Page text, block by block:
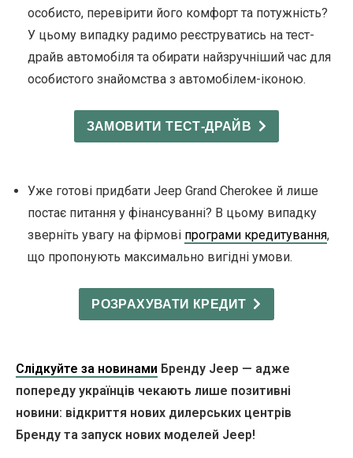
особисто, перевірити його комфорт та потужність?
У цьому випадку радимо реєструватись на тест-
драйв автомобіля та обирати найзручніший час для
особистого знайомства з автомобілем-іконою.
ЗАМОВИТИ ТЕСТ-ДРАЙВ
Уже готові придбати Jeep Grand Cherokee й лише
постає питання у фінансуванні? В цьому випадку
зверніть увагу на фірмові програми кредитування,
що пропонують максимально вигідні умови.
РОЗРАХУВАТИ КРЕДИТ
Слідкуйте за новинами Бренду Jeep — адже
попереду українців чекають лише позитивні
новини: відкриття нових дилерських центрів
Бренду та запуск нових моделей Jeep!